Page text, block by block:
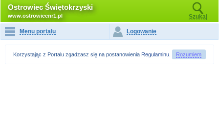
Ostrowiec Świętokrzyski
www.ostrowiecnr1.pl Szukaj
Menu portalu Logowanie
Korzystając z Portalu zgadzasz się na postanowienia Regulaminu Rozumiem